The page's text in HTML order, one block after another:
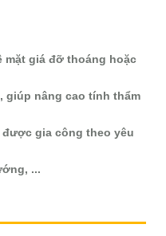
mặt giá đỡ thoáng hoặc
giúp nâng cao tính thẩm
gia công theo yêu
...